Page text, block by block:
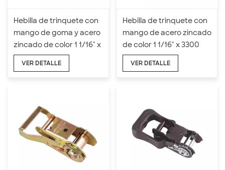
Hebilla de trinquete con
mango de goma y acero
zincado de color 1 1/16" x
3300 LBS
VER DETALLE
Hebilla de trinquete con
mango de acero zincado
de color 1 1/16" x 3300
LBS
VER DETALLE